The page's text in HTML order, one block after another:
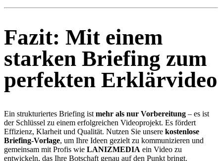
Fazit: Mit einem
starken Briefing zum
perfekten Erklärvideo
Ein strukturiertes Briefing ist mehr als nur Vorbereitung – es ist
der Schlüssel zu einem erfolgreichen Videoprojekt. Es fördert
Effizienz, Klarheit und Qualität. Nutzen Sie unsere kostenlose
Briefing-Vorlage, um Ihre Ideen gezielt zu kommunizieren und
gemeinsam mit Profis wie LANIZMEDIA ein Video zu
entwickeln, das Ihre Botschaft genau auf den Punkt bringt.